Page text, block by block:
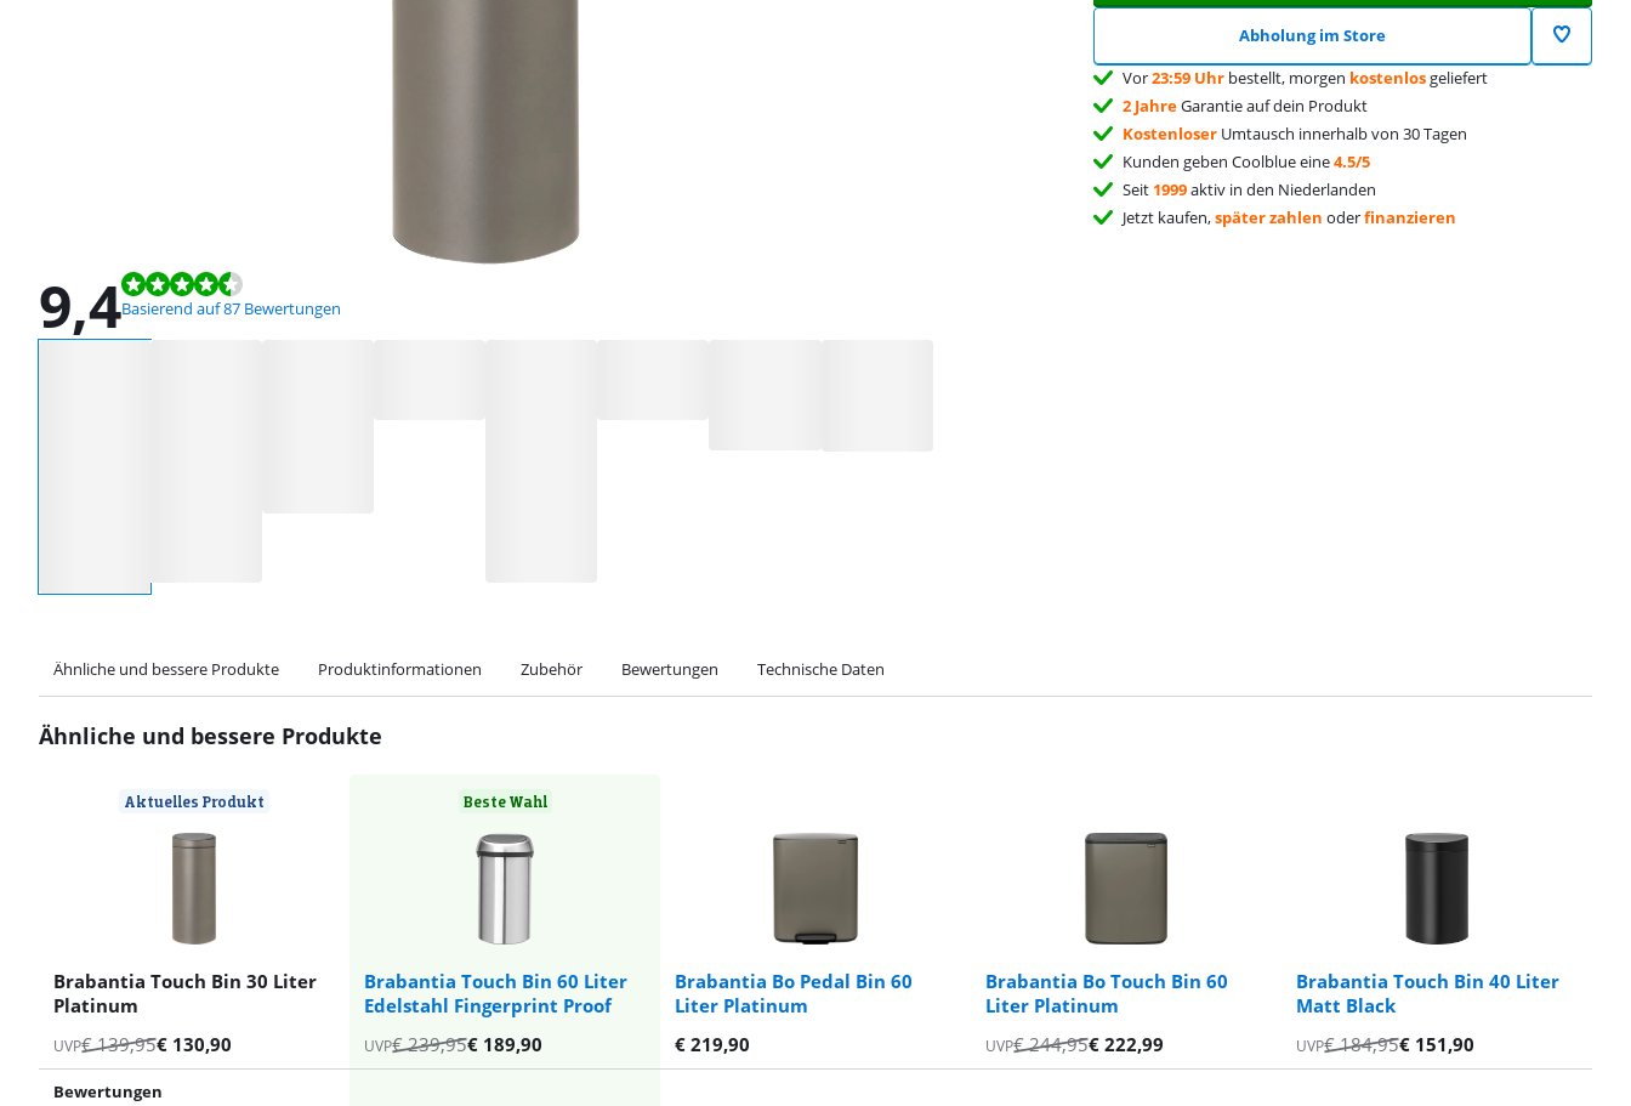
9,4
Bewertet mit 9,4 von 10, basierend auf 87 Bewertungen.
Basierend auf 87 Bewertungen
Abholung im Store
Vor23:59 Uhr bestellt, morgen kostenlosgeliefert
2 JahreGarantie auf dein Produkt
Kostenloser Umtausch innerhalb von 30 Tagen
Kunden geben Coolblue eine4.5/5
Seit 1999aktiv in den Niederlanden
Jetzt kaufen,später zahlen oderfinanzieren
Ähnliche und bessere Produkte Produktinformationen Zubehör Bewertungen Technische Daten
Ähnliche und bessere Produkte
Aktuelles Produkt
Brabantia Touch Bin 30 Liter
Platinum
Beste Wahl
Brabantia Touch Bin 60 Liter
Edelstahl Fingerprint Proof
Brabantia Bo Pedal Bin 60
Liter Platinum
Brabantia Bo Touch Bin 60
Liter Platinum
Brabantia Touch Bin 40 Liter
Matt Black
UVP€139,95€ 130,90 UVP€239,95€ 189,90 € 219,90 UVP€244,95€ 222,99 UVP€184,95€ 151,90
Bewertungen